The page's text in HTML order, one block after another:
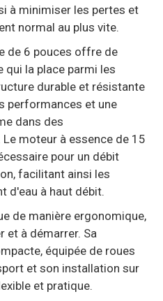
à minimiser les pertes et
normal au plus vite.
de 6 pouces offre de
la place parmi les
durable et résistante
performances et une
dans des
moteur à essence de 15
pour un débit
facilitant ainsi les
d'eau à haut débit.
de manière ergonomique,
et à démarrer. Sa
équipée de roues
et son installation sur
et pratique.